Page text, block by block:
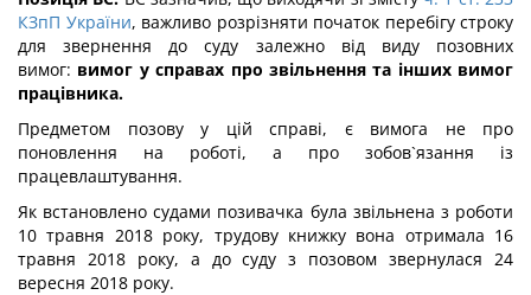
КЗпП України, важливо розрізняти початок перебігу строку
для звернення до суду залежно від виду позовних
вимог: вимог у справах про звільнення та інших вимог
працівника.
Предметом позову у цій справі, є вимога не про
поновлення на роботі, а про зобов`язання із
працевлаштування.
Як встановлено судами позивачка була звільнена з роботи
10 травня 2018 року, трудову книжку вона отримала 16
травня 2018 року, а до суду з позовом звернулася 24
вересня 2018 року.